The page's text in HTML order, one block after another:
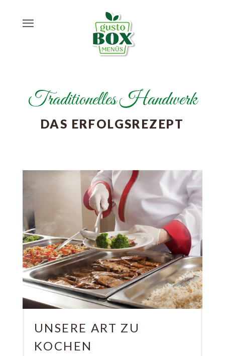
Traditionelles Handwerk
DAS ERFOLGSREZEPT
UNSERE ART ZU
KOCHEN